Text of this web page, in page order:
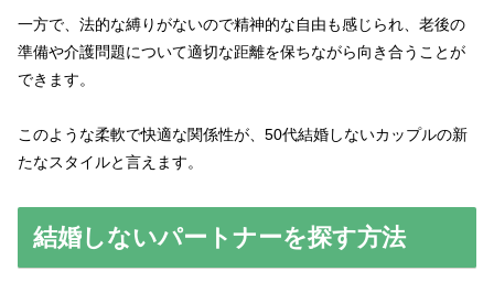
一方で、法的な縛りがないので精神的な自由も感じられ、老後の
準備や介護問題について適切な距離を保ちながら向き合うことが
できます。
このような柔軟で快適な関係性が、50代結婚しないカップルの新
たなスタイルと言えます。
結婚しないパートナーを探す方法